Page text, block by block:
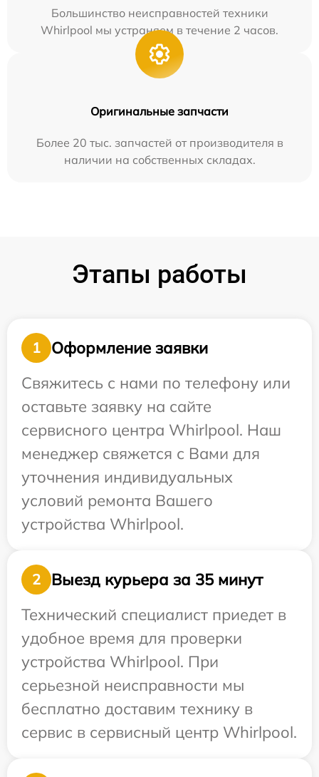
Большинство неисправностей техники
Whirlpool мы устраняем в течение 2 часов.
Оригинальные запчасти
Более 20 тыс. запчастей от производителя в
наличии на собственных складах.
Этапы работы
1
Оформление заявки
Свяжитесь с нами по телефону или
оставьте заявку на сайте
сервисного центра Whirlpool. Наш
менеджер свяжется с Вами для
уточнения индивидуальных
условий ремонта Вашего
устройства Whirlpool.
2
Выезд курьера за 35 минут
Технический специалист приедет в
удобное время для проверки
устройства Whirlpool. При
серьезной неисправности мы
бесплатно доставим технику в
сервис в сервисный центр Whirlpool.